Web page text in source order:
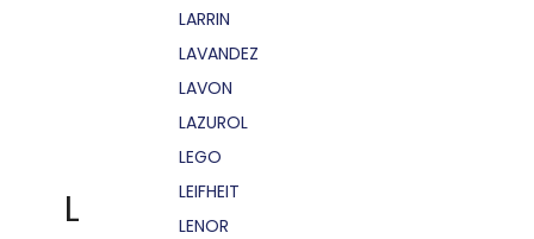
L
LARRIN
LAVANDEZ
LAVON
LAZUROL
LEGO
LEIFHEIT
LENOR